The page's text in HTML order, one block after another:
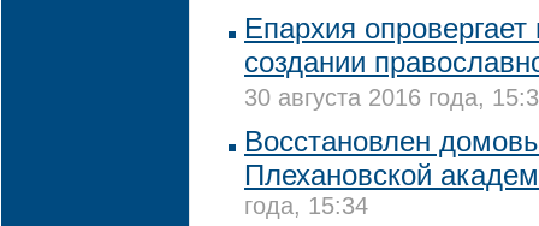
Епархия
создании
30 августа 2016 года,
Восстановлен
Плехановской
года, 15:34